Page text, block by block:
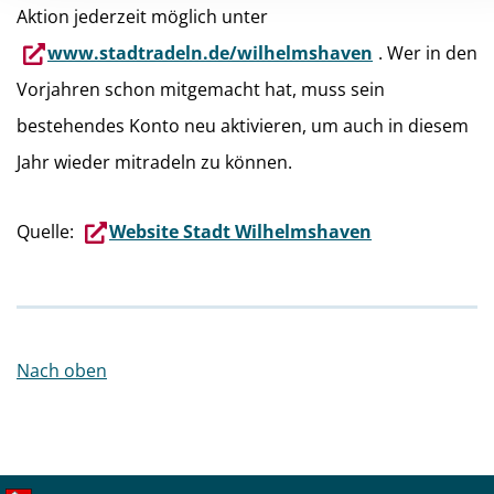
Aktion jederzeit möglich unter
www.stadtradeln.de/wilhelmshaven . Wer in den
Vorjahren schon mitgemacht hat, muss sein
bestehendes Konto neu aktivieren, um auch in diesem
Jahr wieder mitradeln zu können.
Quelle: Website Stadt Wilhelmshaven
Nach oben